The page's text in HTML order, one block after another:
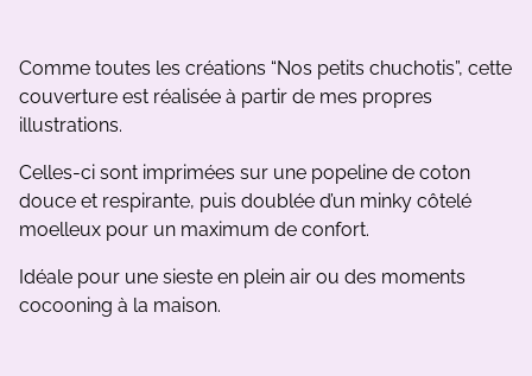
Comme toutes les créations “Nos petits chuchotis”, cette
couverture est réalisée à partir de mes propres
illustrations.
Celles-ci sont imprimées sur une popeline de coton
douce et respirante, puis doublée d’un minky côtelé
moelleux pour un maximum de confort.
Idéale pour une sieste en plein air ou des moments
cocooning à la maison.